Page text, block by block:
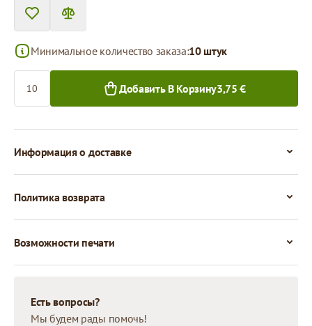
Минимальное количество заказа:10 штук
Добавить В Корзину3,75 €
Информация о доставке
Политика возврата
Возможности печати
Есть вопросы?
Мы будем рады помочь!